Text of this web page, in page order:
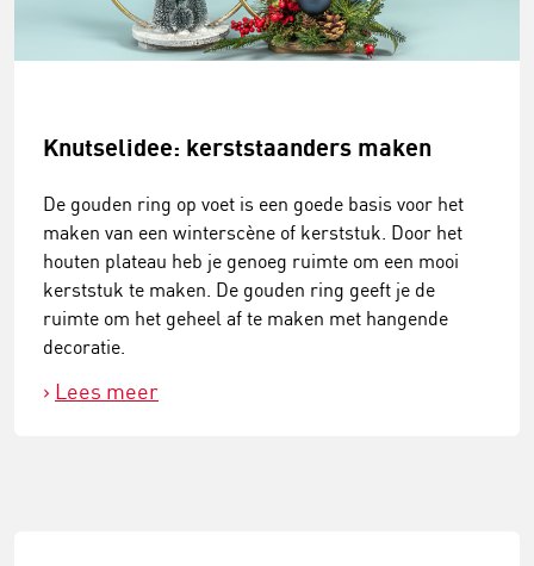
Knutselidee: kerststaanders maken
De gouden ring op voet is een goede basis voor het
maken van een winterscène of kerststuk. Door het
houten plateau heb je genoeg ruimte om een mooi
kerststuk te maken. De gouden ring geeft je de
ruimte om het geheel af te maken met hangende
decoratie.
Lees meer